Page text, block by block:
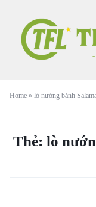
Home » lò nướng bánh
Thẻ: lò